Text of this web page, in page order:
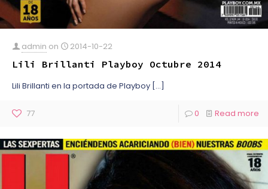
admin on 2014-10-22
Lili Brillanti Playboy Octubre 2014
Lili Brillanti en la portada de Playboy […]
77 0 Read more